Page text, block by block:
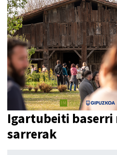
Igartubeiti baserri
sarrerak